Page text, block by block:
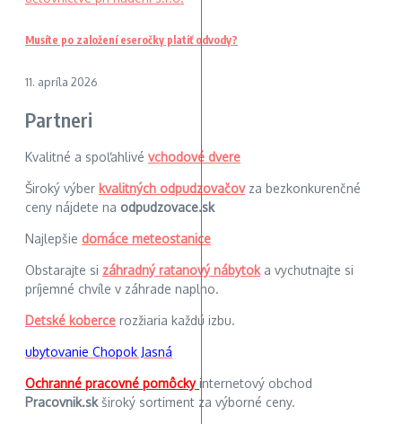
Musíte po založení eseročky platiť odvody?
11. apríla 2026
Partneri
Kvalitné a spoľahlivé vchodové dvere
Široký výber kvalitných odpudzovačovza bezkonkurenčné
ceny nájdete na odpudzovace.sk
Najlepšie domáce meteostanice
Obstarajte si záhradný ratanový nábytoka vychutnajte si
príjemné chvíle v záhrade naplno.
Detské koberce rozžiaria každú izbu.
ubytovanie Chopok Jasná
Ochranné pracovné pomôckyinternetový obchod
Pracovnik.skširoký sortiment za výborné ceny.